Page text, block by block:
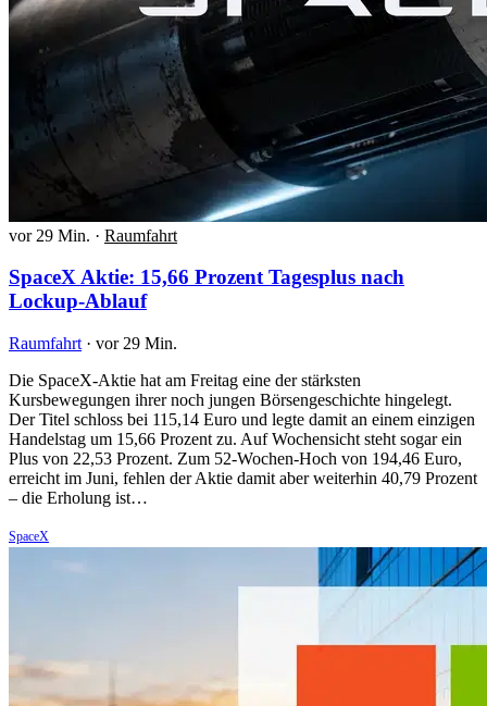
vor 29 Min. · Raumfahrt
SpaceX Aktie: 15,66 Prozent Tagesplus nach
Lockup-Ablauf
Raumfahrt · vor 29 Min.
Die SpaceX-Aktie hat am Freitag eine der stärksten
Kursbewegungen ihrer noch jungen Börsengeschichte hingelegt.
Der Titel schloss bei 115,14 Euro und legte damit an einem einzigen
Handelstag um 15,66 Prozent zu. Auf Wochensicht steht sogar ein
Plus von 22,53 Prozent. Zum 52-Wochen-Hoch von 194,46 Euro,
erreicht im Juni, fehlen der Aktie damit aber weiterhin 40,79 Prozent
– die Erholung ist…
SpaceX